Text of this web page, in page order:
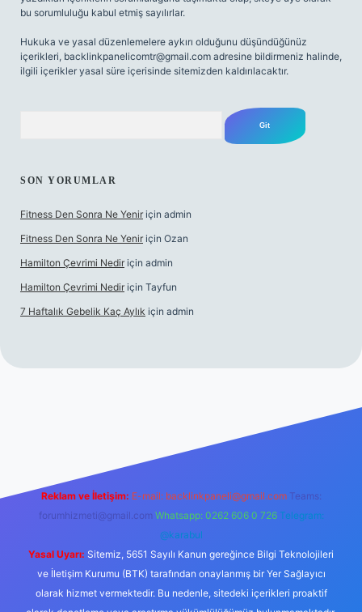
bu sorumluluğu kabul etmiş sayılırlar.
Hukuka ve yasal düzenlemelere aykırı olduğunu düşündüğünüz
içerikleri, backlinkpanelicomtr@gmail.com adresine bildirmeniz halinde,
ilgili içerikler yasal süre içerisinde sitemizden kaldırılacaktır.
SON YORUMLAR
Fitness Den Sonra Ne Yenir için admin
Fitness Den Sonra Ne Yenir için Ozan
Hamilton Çevrimi Nedir için admin
Hamilton Çevrimi Nedir için Tayfun
7 Haftalık Gebelik Kaç Aylık için admin
Reklam ve İletişim: E-mail: backlinkpaneli@gmail.com Teams:
forumhizmeti@gmail.com Whatsapp: 0262 606 0 726 Telegram:
@karabul
Yasal Uyarı: Sitemiz, 5651 Sayılı Kanun gereğince Bilgi Teknolojileri
ve İletişim Kurumu (BTK) tarafından onaylanmış bir Yer Sağlayıcı
olarak hizmet vermektedir. Bu nedenle, sitedeki içerikleri proaktif